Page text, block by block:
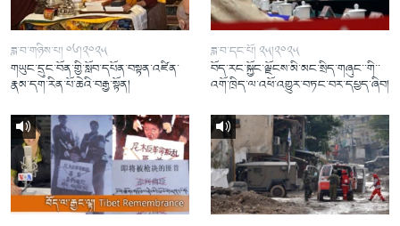
ཟླ་བ་གཉིས་པ། ༠༦།༢༠༢༥
གཡུང་དྲུང་བོན་གྱི་སློབ་དཔོན་བསྟན་འཛིན་
རྣམ་དག་རིན་པོ་ཆེའི་བརྒྱ་སྟོན།
ཟླ་བ་དང་པོ། ༢༥།༢༠༢༥
བོད་རང་སྐྱོང་ལྗོངས་མི་མང་སྲིད་གཞུང་་གི་་
འགོ་ཁྲིད་ལ་འཕོ་འགྱུར་བཏང་བར་དཔྱད་ཞིབ།